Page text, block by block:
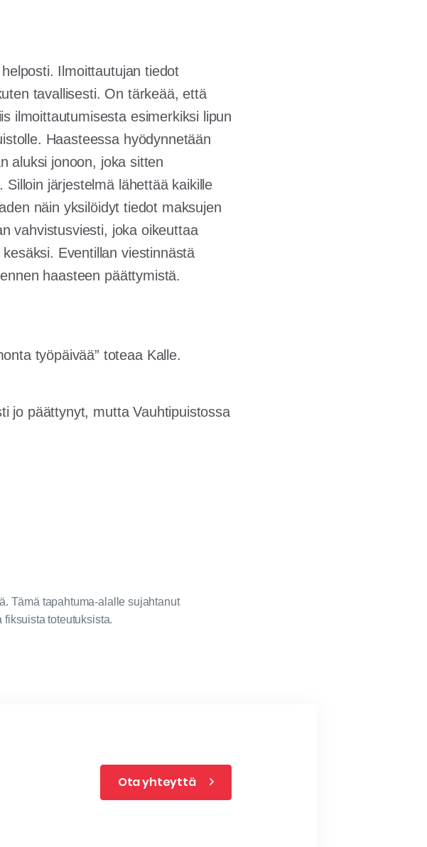
Ilmoittautujan tiedot
tavallisesti. On tärkeää, että
ilmoittautumisesta esimerkiksi lipun
Haasteessa hyödynnetään
aluksi jonoon, joka sitten
järjestelmä lähettää kaikille
näin yksilöidyt tiedot maksujen
vahvistusviesti, joka oikeuttaa
Eventillan viestinnästä
haasteen päättymistä.
työpäivää” toteaa Kalle.
jo päättynyt, muttaVauhtipuistossa
Tämä tapahtuma-alalle sujahtanut
toteutuksista.
Ota yhteyttä